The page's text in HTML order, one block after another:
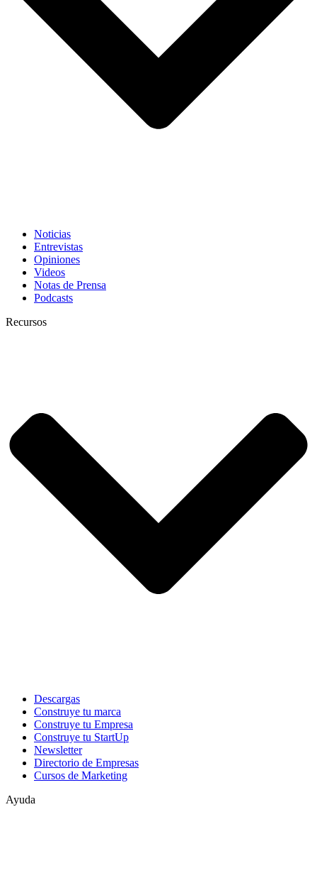
Noticias
Entrevistas
Opiniones
Videos
Notas de Prensa
Podcasts
Recursos
Descargas
Construye tu marca
Construye tu Empresa
Construye tu StartUp
Newsletter
Directorio de Empresas
Cursos de Marketing
Ayuda